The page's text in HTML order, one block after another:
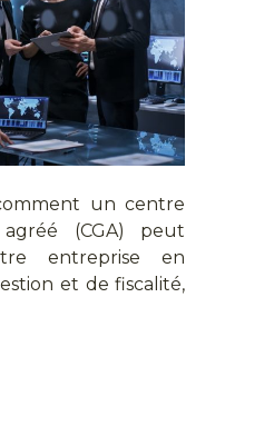
un centre
(CGA) peut
entreprise en
et de fiscalité,